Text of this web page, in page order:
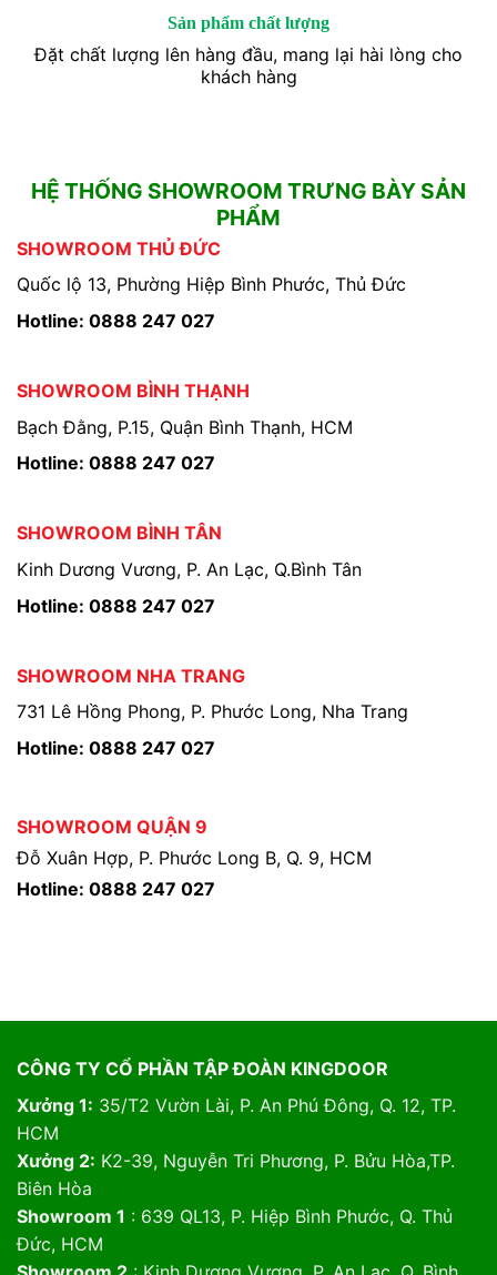
Sản phẩm chất lượng
Đặt chất lượng lên hàng đầu, mang lại hài lòng cho
khách hàng
HỆ THỐNG SHOWROOM TRƯNG BÀY SẢN
PHẨM
SHOWROOM THỦ ĐỨC
Quốc lộ 13, Phường Hiệp Bình Phước, Thủ Đức
Hotline: 0888 247 027
SHOWROOM BÌNH THẠNH
Bạch Đằng, P.15, Quận Bình Thạnh, HCM
Hotline: 0888 247 027
SHOWROOM BÌNH TÂN
Kinh Dương Vương, P. An Lạc, Q.Bình Tân
Hotline: 0888 247 027
SHOWROOM NHA TRANG
731 Lê Hồng Phong, P. Phước Long, Nha Trang
Hotline: 0888 247 027
SHOWROOM QUẬN 9
Đỗ Xuân Hợp, P. Phước Long B, Q. 9, HCM
Hotline: 0888 247 027
CÔNG TY CỔ PHẦN TẬP ĐOÀN KINGDOOR
Xưởng 1: 35/T2 Vườn Lài, P. An Phú Đông, Q. 12, TP.
HCM
Xưởng 2: K2-39, Nguyễn Tri Phương, P. Bửu Hòa,TP.
Biên Hòa
Showroom 1 : 639 QL13, P. Hiệp Bình Phước, Q. Thủ
Đức, HCM